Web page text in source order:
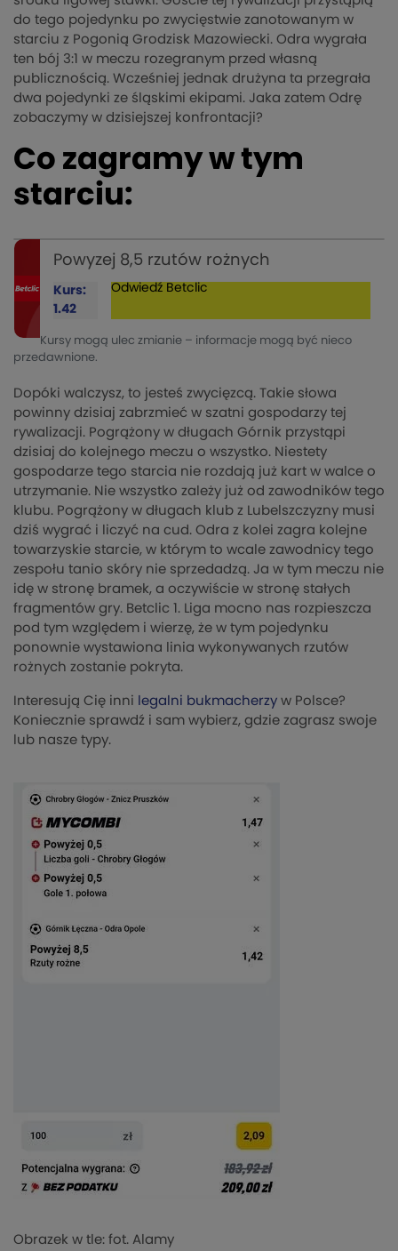
do tego pojedynku po zwycięstwie zanotowanym w
starciu z Pogonią Grodzisk Mazowiecki. Odra wygrała
ten bój 3:1 w meczu rozegranym przed własną
publicznością. Wcześniej jednak drużyna ta przegrała
dwa pojedynki ze śląskimi ekipami. Jaka zatem Odrę
zobaczymy w dzisiejszej konfrontacji?
Co zagramy w tym
starciu:
Powyzej 8,5 rzutów rożnych
Kurs:
1.42
Odwiedź Betclic
Kursy mogą ulec zmianie – informacje mogą być nieco
przedawnione.
Dopóki walczysz, to jesteś zwycięzcą. Takie słowa
powinny dzisiaj zabrzmieć w szatni gospodarzy tej
rywalizacji. Pogrążony w długach Górnik przystąpi
dzisiaj do kolejnego meczu o wszystko. Niestety
gospodarze tego starcia nie rozdają już kart w walce o
utrzymanie. Nie wszystko zależy już od zawodników tego
klubu. Pogrążony w długach klub z Lubelszczyzny musi
dziś wygrać i liczyć na cud. Odra z kolei zagra kolejne
towarzyskie starcie, w którym to wcale zawodnicy tego
zespołu tanio skóry nie sprzedadzą. Ja w tym meczu nie
idę w stronę bramek, a oczywiście w stronę stałych
fragmentów gry. Betclic 1. Liga mocno nas rozpieszcza
pod tym względem i wierzę, że w tym pojedynku
ponownie wystawiona linia wykonywanych rzutów
rożnych zostanie pokryta.
Interesują Cię inni legalni bukmacherzy w Polsce?
Koniecznie sprawdź i sam wybierz, gdzie zagrasz swoje
lub nasze typy.
Obrazek w tle: fot. Alamy